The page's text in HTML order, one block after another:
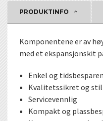
PRODUKTINFO
Komponentene er av
med et ekspansjonskit
Enkel og
Kvalitetssikret og
Servicevennlig
Kompakt og